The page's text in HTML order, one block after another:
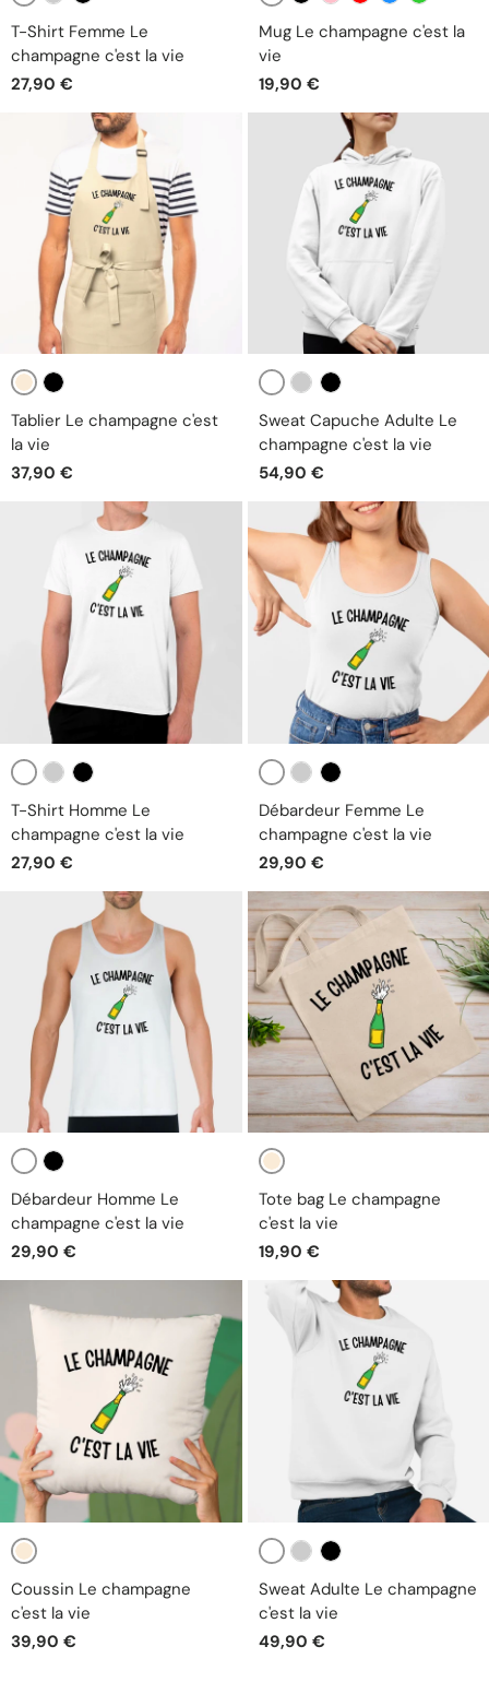
Blanc
T-Shirt Femme Le
champagne c'est la vie
27,90 €
Blanc
Mug Le champagne c'est la
vie
19,90 €
Beige
Tablier Le champagne c'est
la vie
37,90 €
Blanc
Sweat Capuche Adulte Le
champagne c'est la vie
54,90 €
Blanc
T-Shirt Homme Le
champagne c'est la vie
27,90 €
Blanc
Débardeur Femme Le
champagne c'est la vie
29,90 €
Blanc
Débardeur Homme Le
champagne c'est la vie
29,90 €
Beige
Tote bag Le champagne
c'est la vie
19,90 €
Beige
Coussin Le champagne
c'est la vie
39,90 €
Blanc
Sweat Adulte Le champagne
c'est la vie
49,90 €